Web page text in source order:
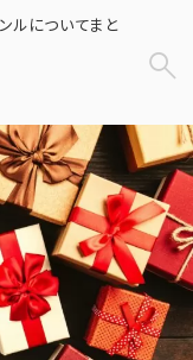
ルについてまと